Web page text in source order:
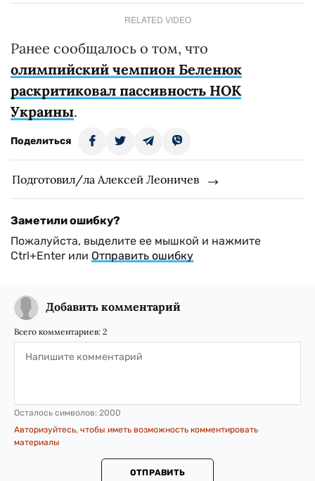
RELATED VIDEO
Ранее сообщалось о том, что
олимпийский чемпион Беленюк
раскритиковал пассивность НОК
Украины.
Поделиться
Подготовил/ла Алексей Леоничев
Заметили ошибку?
Пожалуйста, выделите ее мышкой и нажмите
Ctrl+Enter или Отправить ошибку
Добавить комментарий
Всего комментариев: 2
Осталось символов: 2000
Авторизуйтесь, чтобы иметь возможность комментировать
материалы
ОТПРАВИТЬ